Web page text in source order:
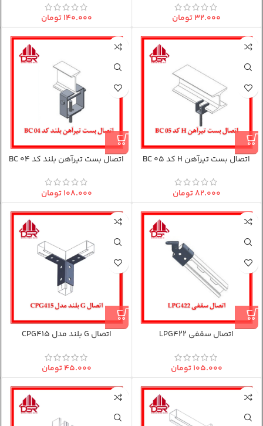
۳۲.۰۰۰تومان ۱۴۰.۰۰۰تومان
اتصال بست تیرآهن H کد BC 05
۸۲.۰۰۰تومان
اتصال بست تیرآهن بلند کد BC 04
۱۰۸.۰۰۰تومان
اتصال سقفی LPG422
۱۰۵.۰۰۰تومان
اتصال G بلند مدل CPG415
۴۵.۰۰۰تومان